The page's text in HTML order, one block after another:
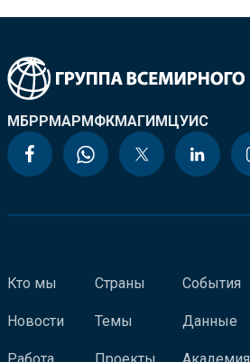
МБРРМАРМФКМАГИМЦУИС
Кто мы
Новости
Страны
Темы
События
Данные